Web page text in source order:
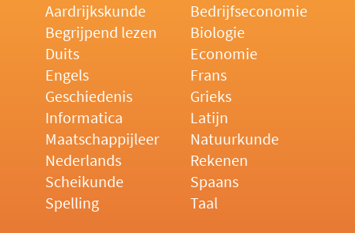
Aardrijkskunde
Bedrijfseconomie
Begrijpend lezen
Biologie
Duits
Economie
Engels
Frans
Geschiedenis
Grieks
Informatica
Latijn
Maatschappijleer
Natuurkunde
Nederlands
Rekenen
Scheikunde
Spaans
Spelling
Taal